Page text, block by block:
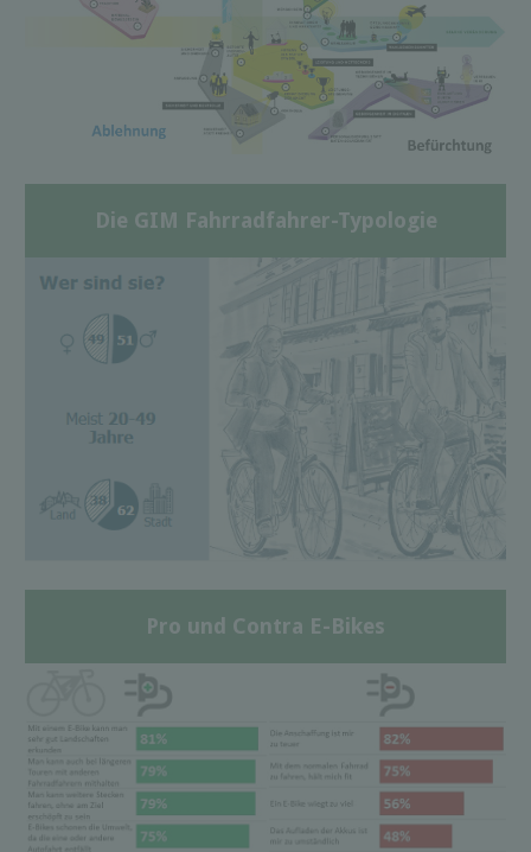
Die GIM Fahrradfahrer-Typologie
Pro und Contra E-Bikes